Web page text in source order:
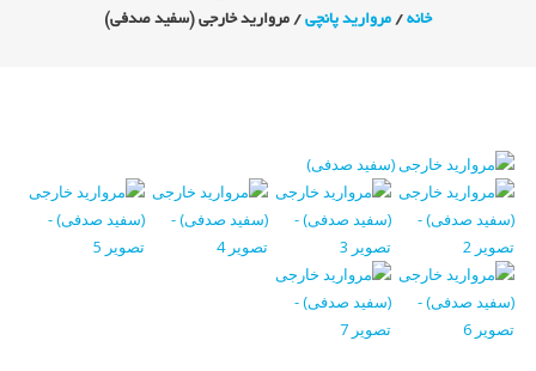
خانه / مروارید پانچی / مروارید خارجی (سفید صدفی)